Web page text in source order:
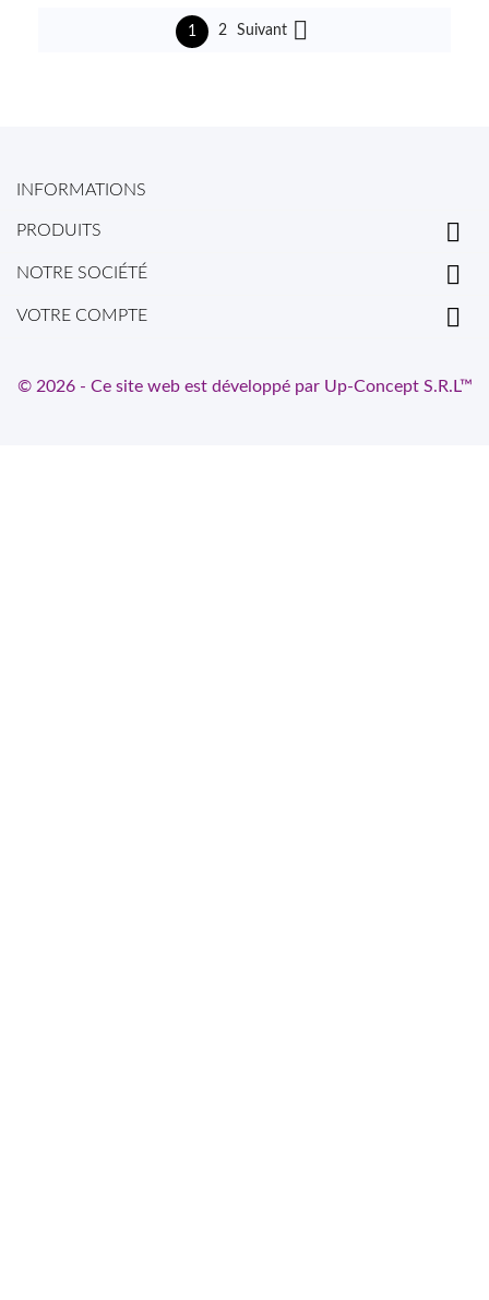
1 2 Suivant 
INFORMATIONS
PRODUITS 
NOTRE SOCIÉTÉ 
VOTRE COMPTE 
© 2026 - Ce site web est développé par Up-Concept S.R.L™